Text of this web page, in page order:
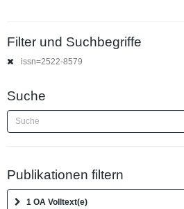
Filter und Suchbegriffe
issn=2522-8579
Suche
Publikationen filtern
1 OA Volltext(e)